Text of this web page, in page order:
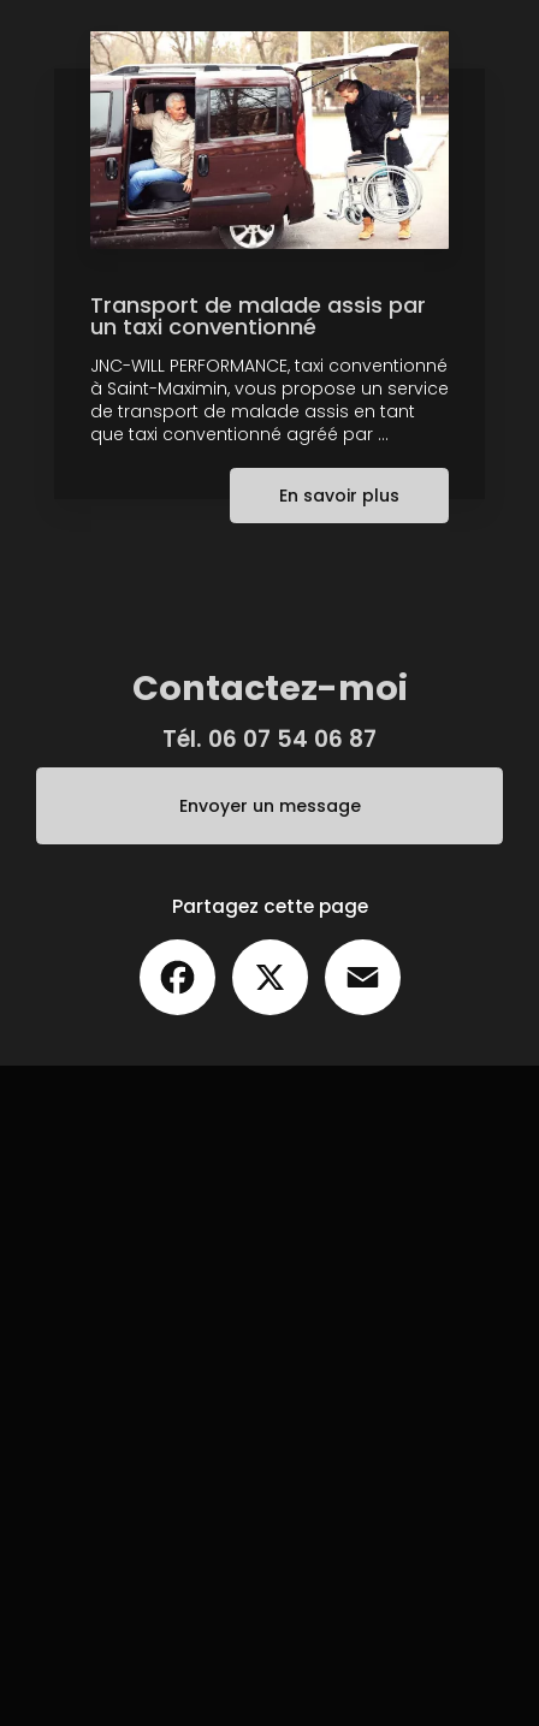
Transport de malade assis par
un taxi conventionné
JNC-WILL PERFORMANCE, taxi conventionné
à Saint-Maximin, vous propose un service
de transport de malade assis en tant
que taxi conventionné agréé par ...
En savoir plus
Contactez-moi
Tél. 06 07 54 06 87
Envoyer un message
Partagez cette page
Facebook